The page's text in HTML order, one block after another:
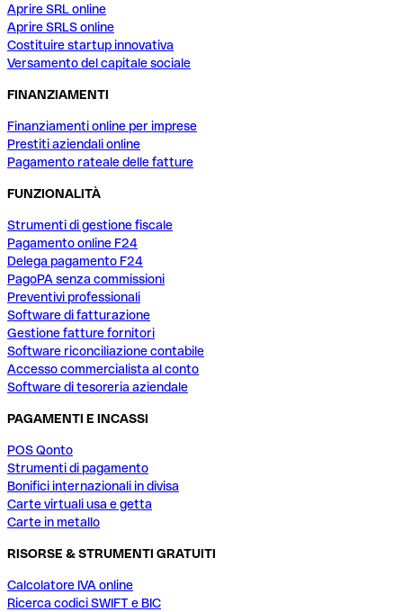
Aprire SRL online
Aprire SRLS online
Costituire startup innovativa
Versamento del capitale sociale
FINANZIAMENTI
Finanziamenti online per imprese
Prestiti aziendali online
Pagamento rateale delle fatture
FUNZIONALITÀ
Strumenti di gestione fiscale
Pagamento online F24
Delega pagamento F24
PagoPA senza commissioni
Preventivi professionali
Software di fatturazione
Gestione fatture fornitori
Software riconciliazione contabile
Accesso commercialista al conto
Software di tesoreria aziendale
PAGAMENTI E INCASSI
POS Qonto
Strumenti di pagamento
Bonifici internazionali in divisa
Carte virtuali usa e getta
Carte in metallo
RISORSE & STRUMENTI GRATUITI
Calcolatore IVA online
Ricerca codici SWIFT e BIC